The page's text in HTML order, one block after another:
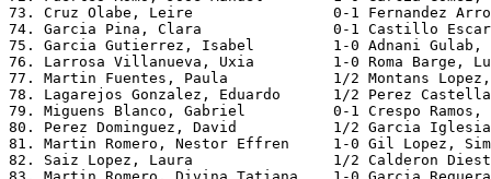
73. Cruz Olabe, Leire                0-1 Fernandez
74. Garcia Pina, Clara               0-1 Castillo
75. Garcia Gutierrez, Isabel         1-0 Adnani Gulab,
76. Larrosa Villanueva, Uxia         1-0 Roma Barge,
77. Martin Fuentes, Paula            1/2 Montans
78. Lagarejos Gonzalez, Eduardo      1/2 Perez
79. Miguens Blanco, Gabriel          0-1 Crespo Ramos,
80. Perez Dominguez, David           1/2 Garcia
81. Martin Romero, Nestor Effren     1-0 Gil Lopez,
82. Saiz Lopez, Laura                1/2 Calderon